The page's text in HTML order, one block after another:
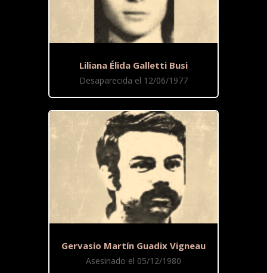
Liliana Élida Galletti Busi
Desaparecida el 12/06/1977
Gervasio Martín Guadix Vigneau
Asesinado el 05/12/1980